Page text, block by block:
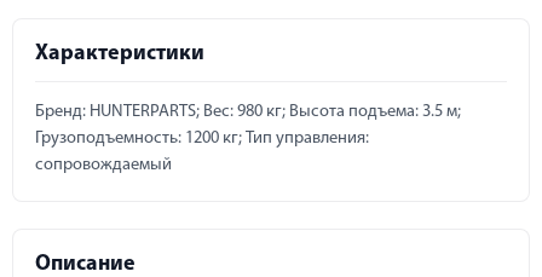
Характеристики
Бренд: HUNTERPARTS; Вес: 980 кг; Высота подъема: 3.5 м;
Грузоподъемность: 1200 кг; Тип управления:
сопровождаемый
Описание